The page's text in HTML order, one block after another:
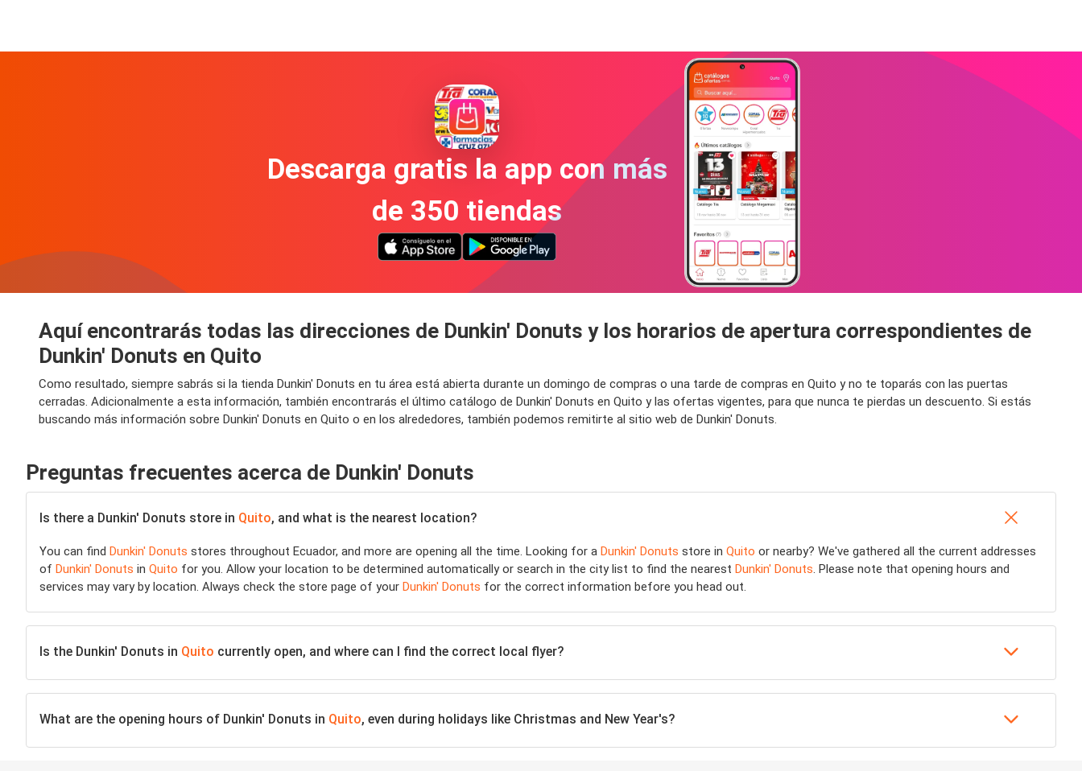
Descarga gratis la app con más
de 350 tiendas
Aquí encontrarás todas las direcciones de Dunkin' Donuts y los horarios de apertura correspondientes de
Dunkin' Donuts en Quito
Como resultado, siempre sabrás si la tienda Dunkin' Donuts en tu área está abierta durante un domingo de compras o una tarde de compras en Quito y no te toparás con las puertas
cerradas. Adicionalmente a esta información, también encontrarás el último catálogo de Dunkin' Donuts en Quito y las ofertas vigentes, para que nunca te pierdas un descuento. Si estás
buscando más información sobre Dunkin' Donuts en Quito o en los alrededores, también podemos remitirte al sitio web de Dunkin' Donuts.
Preguntas frecuentes acerca de Dunkin' Donuts
Is there a Dunkin' Donuts store in Quito, and what is the nearest location?
You can find Dunkin' Donuts stores throughout Ecuador, and more are opening all the time. Looking for a Dunkin' Donuts store in Quito or nearby? We've gathered all the current addresses
of Dunkin' Donuts in Quito for you. Allow your location to be determined automatically or search in the city list to find the nearest Dunkin' Donuts. Please note that opening hours and
services may vary by location. Always check the store page of your Dunkin' Donuts for the correct information before you head out.
Is the Dunkin' Donuts in Quito currently open, and where can I find the correct local flyer?
What are the opening hours of Dunkin' Donuts in Quito, even during holidays like Christmas and New Year's?